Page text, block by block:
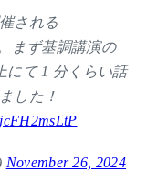
される
まず基調講演の
にて 1 分くらい話
した！
November 26, 2024